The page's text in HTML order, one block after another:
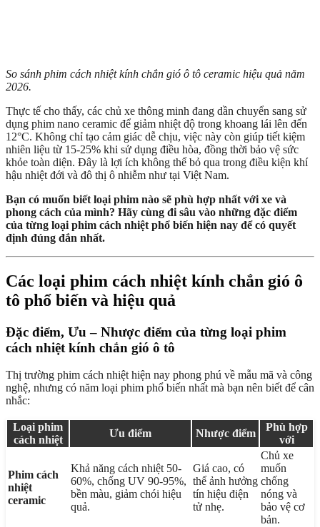
So sánh phim cách nhiệt kính chắn gió ô tô ceramic hiệu quả năm
2026.
Thực tế cho thấy, các chủ xe thông minh đang dần chuyển sang sử
dụng phim nano ceramic để giảm nhiệt độ trong khoang lái lên đến
12°C. Không chỉ tạo cảm giác dễ chịu, việc này còn giúp tiết kiệm
nhiên liệu từ 15-25% khi sử dụng điều hòa, đồng thời bảo vệ sức
khỏe toàn diện. Đây là lợi ích không thể bỏ qua trong điều kiện khí
hậu nhiệt đới và đô thị ô nhiễm như tại Việt Nam.
Bạn có muốn biết loại phim nào sẽ phù hợp nhất với xe và
phong cách của mình? Hãy cùng đi sâu vào những đặc điểm
của từng loại phim cách nhiệt phổ biến hiện nay để có quyết
định đúng đắn nhất.
Các loại phim cách nhiệt kính chắn gió ô
tô phổ biến và hiệu quả
Đặc điểm, Ưu – Nhược điểm của từng loại phim
cách nhiệt kính chắn gió ô tô
Thị trường phim cách nhiệt hiện nay phong phú về mẫu mã và công
nghệ, nhưng có năm loại phim phổ biến nhất mà bạn nên biết để cân
nhắc:
Loại phim
cách nhiệt
Ưu điểm Nhược điểm
Phù hợp
với
Phim cách
nhiệt
ceramic
Khả năng cách nhiệt 50-
60%, chống UV 90-95%,
bền màu, giảm chói hiệu
quả.
Giá cao, có
thể ảnh hưởng
tín hiệu điện
tử nhẹ.
Chủ xe
muốn
chống
nóng và
bảo vệ cơ
bản.